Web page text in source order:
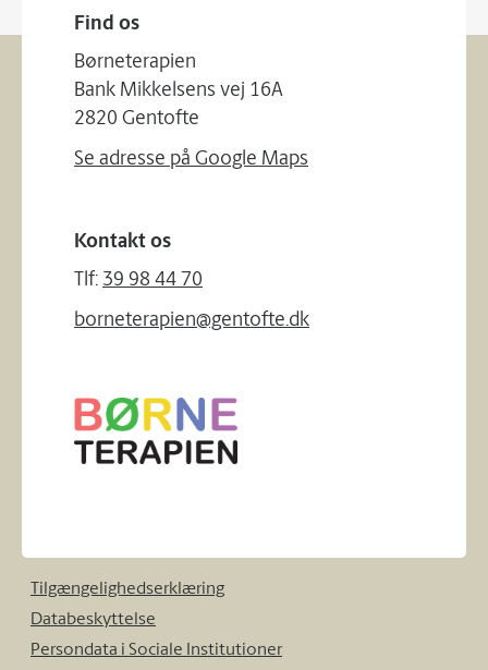
Find os
Børneterapien
Bank Mikkelsens vej 16A
2820 Gentofte
Se adresse på Google Maps
Kontakt os
Tlf: 39 98 44 70
borneterapien@gentofte.dk
Tilgængelighedserklæring
Databeskyttelse
Persondata i Sociale Institutioner